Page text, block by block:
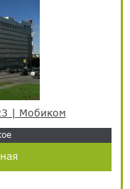
| Мобиком